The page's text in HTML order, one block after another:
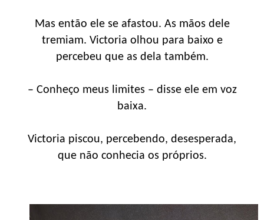
Mas então ele se afastou. As mãos dele
tremiam. Victoria olhou para baixo e
percebeu que as dela também.
– Conheço meus limites – disse ele em voz
baixa.
Victoria piscou, percebendo, desesperada,
que não conhecia os próprios.